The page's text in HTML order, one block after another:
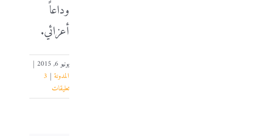
وداعاً
أعزائي.
يونيو 6, 2015
|
المدونة |
3
تعليقات